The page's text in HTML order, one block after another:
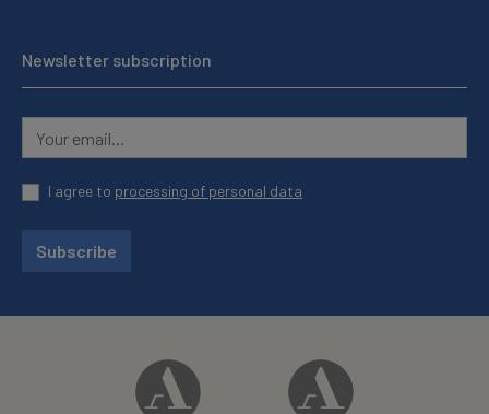
Newsletter subscription
I agree to processing of personal data
Subscribe